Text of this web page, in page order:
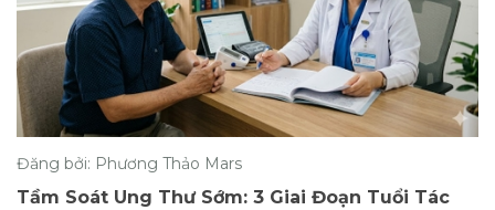
Đăng bởi: Phương Thảo Mars
Tầm Soát Ung Thư Sớm: 3 Giai Đoạn Tuổi Tác